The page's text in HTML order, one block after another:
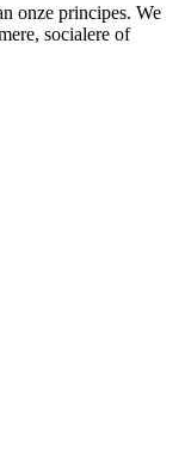
onze principes. We
socialere of